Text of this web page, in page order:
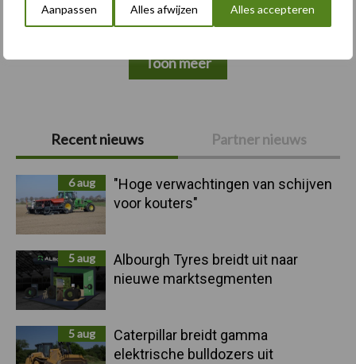
Aanpassen Alles afwijzen Alles accepteren
Primaire
Sidebar
Recent nieuws Partner nieuws
6 aug
"Hoge verwachtingen van schijven
voor kouters"
5 aug
Albourgh Tyres breidt uit naar
nieuwe marktsegmenten
5 aug
Caterpillar breidt gamma
elektrische bulldozers uit
Toon meer